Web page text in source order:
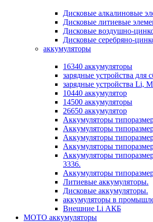
Дисковые алкалиновые
Дисковые литиевые
Дисковые воздушно-
Дисковые серебряно-
аккумуляторы
16340 аккумуляторы
зарядные устройства для
зарядные устройства Li,
10440 аккумулятор
14500 аккумуляторы
26650 аккумулятор
Аккумуляторы
Аккумуляторы
Аккумуляторы
Аккумуляторы
Аккумуляторы
3336.
Аккумуляторы
Литиевые аккумуляторы.
Дисковые аккумуляторы.
аккумуляторы в
Внешние Li АКБ
МОТО аккумуляторы